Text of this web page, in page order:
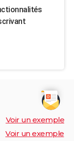
Voir un exemple
Voir un exemple